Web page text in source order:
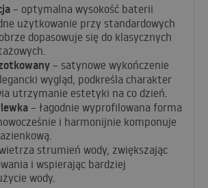
– optymalna wysokość baterii
użytkowanie przy standardowych
dopasowuje się do klasycznych
– satynowe wykończenie
wygląd, podkreśla charakter
utrzymanie estetyki na co dzień.
– łagodnie wyprofilowana forma
i harmonijnie komponuje
strumień wody, zwiększając
i wspierając bardziej
wody.